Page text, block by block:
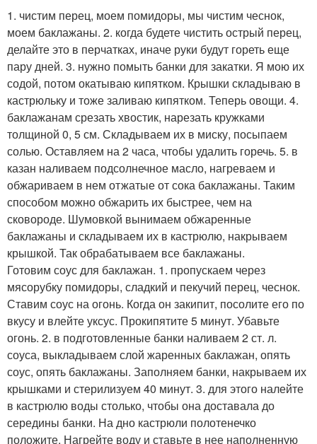
1. чистим перец, моем помидоры, мы чистим чеснок,
моем баклажаны. 2. когда будете чистить острый перец,
делайте это в перчатках, иначе руки будут гореть еще
пару дней. 3. нужно помыть банки для закатки. Я мою их
содой, потом окатываю кипятком. Крышки складываю в
кастрюльку и тоже заливаю кипятком. Теперь овощи. 4.
баклажанам срезать хвостик, нарезать кружками
толщиной 0, 5 см. Складываем их в миску, посыпаем
солью. Оставляем на 2 часа, чтобы удалить горечь. 5. в
казан наливаем подсолнечное масло, нагреваем и
обжариваем в нем отжатые от сока баклажаны. Таким
способом можно обжарить их быстрее, чем на
сковороде. Шумовкой вынимаем обжаренные
баклажаны и складываем их в кастрюлю, накрываем
крышкой. Так обрабатываем все баклажаны.
Готовим соус для баклажан. 1. пропускаем через
мясорубку помидоры, сладкий и пекучий перец, чеснок.
Ставим соус на огонь. Когда он закипит, посолите его по
вкусу и влейте уксус. Прокипятите 5 минут. Убавьте
огонь. 2. в подготовленные банки наливаем 2 ст. л.
соуса, выкладываем слой жаренных баклажан, опять
соус, опять баклажаны. Заполняем банки, накрываем их
крышками и стерилизуем 40 минут. 3. для этого налейте
в кастрюлю воды столько, чтобы она доставала до
середины банки. На дно кастрюли полотенечко
положите. Нагрейте воду и ставьте в нее наполненную